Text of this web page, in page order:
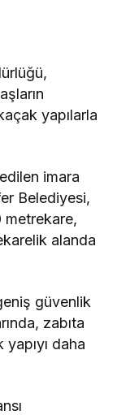
yapılarla
imara
Belediyesi,
metrekare,
alanda
güvenlik
zabıta
daha